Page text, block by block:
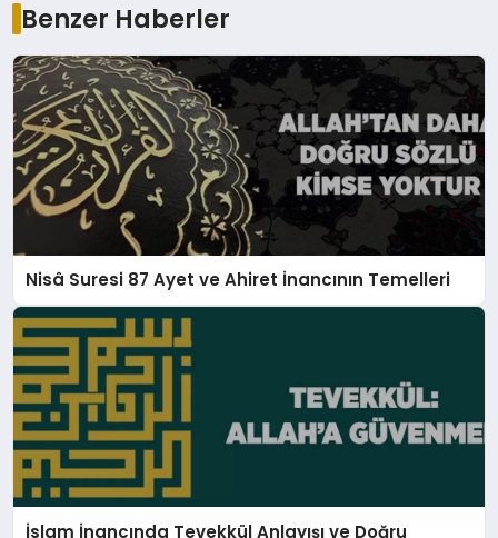
Benzer Haberler
Nisâ Suresi 87 Ayet ve Ahiret İnancının Temelleri
İslam İnancında Tevekkül Anlayışı ve Doğru